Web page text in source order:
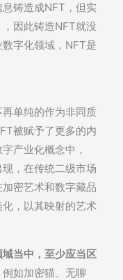
铸造成NFT，但实
因此铸造NFT就没
字化领域，NFT是
单纯的作为非同质
被赋予了更多的内
产业化概念中，
，在传统二级市场
密艺术和数字藏品
，以其映射的艺术
当中，至少应当区
例如加密猫、无聊